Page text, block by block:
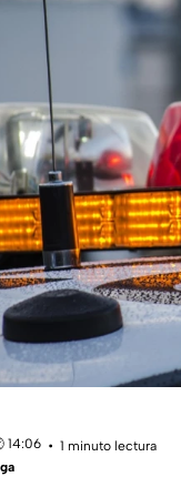
14:06
1 minuto lectura